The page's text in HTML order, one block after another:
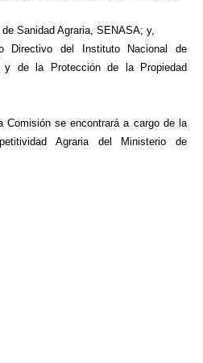
Sanidad Agraria, SENASA; y,
Directivo del Instituto Nacional de
y de la Protección de la Propiedad
Comisión se encontrará a cargo de la
Agraria del Ministerio de